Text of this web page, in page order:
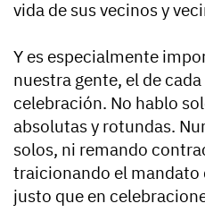
vida de sus vecinos y
Y es especialmente
nuestra gente, el de
celebración. No hablo
absolutas y rotundas.
solos, ni remando
traicionando el mandato
justo que en